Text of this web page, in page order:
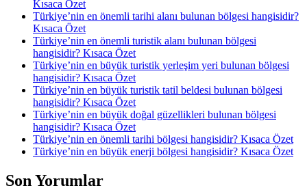
Kısaca Özet
Türkiye’nin en önemli tarihi alanı bulunan bölgesi hangisidir?
Kısaca Özet
Türkiye’nin en önemli turistik alanı bulunan bölgesi
hangisidir? Kısaca Özet
Türkiye’nin en büyük turistik yerleşim yeri bulunan bölgesi
hangisidir? Kısaca Özet
Türkiye’nin en büyük turistik tatil beldesi bulunan bölgesi
hangisidir? Kısaca Özet
Türkiye’nin en büyük doğal güzellikleri bulunan bölgesi
hangisidir? Kısaca Özet
Türkiye’nin en önemli tarihi bölgesi hangisidir? Kısaca Özet
Türkiye’nin en büyük enerji bölgesi hangisidir? Kısaca Özet
Son Yorumlar